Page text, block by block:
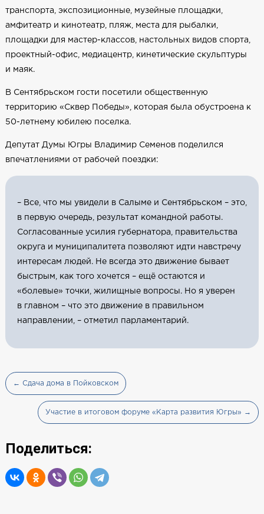
транспорта, экспозиционные, музейные площадки,
амфитеатр и кинотеатр, пляж, места для рыбалки,
площадки для мастер-классов, настольных видов спорта,
проектный-офис, медиацентр, кинетические скульптуры
и маяк.
В Сентябрьском гости посетили общественную
территорию «Сквер Победы», которая была обустроена к
50-летнему юбилею поселка.
Депутат Думы Югры Владимир Семенов поделился
впечатлениями от рабочей поездки:
– Все, что мы увидели в Салыме и Сентябрьском – это,
в первую очередь, результат командной работы.
Согласованные усилия губернатора, правительства
округа и муниципалитета позволяют идти навстречу
интересам людей. Не всегда это движение бывает
быстрым, как того хочется – ещё остаются и
«болевые» точки, жилищные вопросы. Но я уверен
в главном – что это движение в правильном
направлении, – отметил парламентарий.
← Сдача дома в Пойковском
Участие в итоговом форуме «Карта развития Югры» →
Поделиться: